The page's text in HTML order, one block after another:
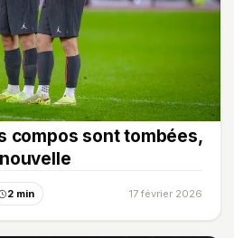
compos sont tombées,
2 min 17 février 2026